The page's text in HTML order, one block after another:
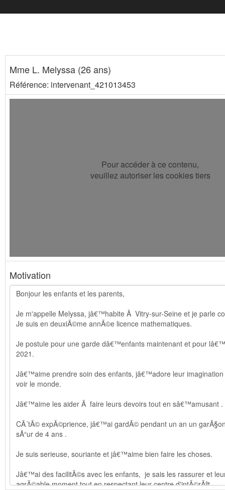
Mme L. Melyssa (26 ans)
Référence: intervenant_421013453
Pour accéder à ce contenu,
veuillez autoriser les cookies tiers
Motivation